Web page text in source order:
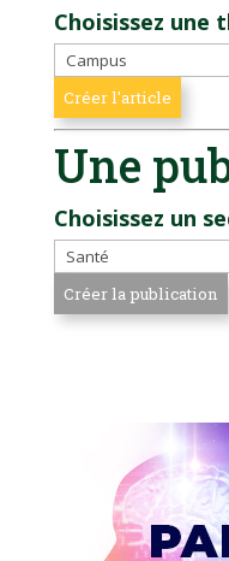
Choisissez une
Une
Choisissez un